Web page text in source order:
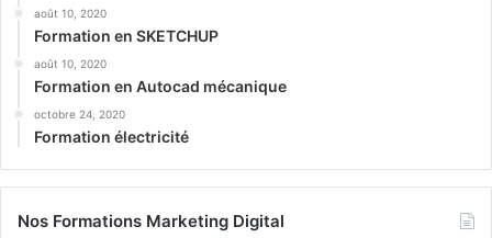
août 10, 2020
Formation en SKETCHUP
août 10, 2020
Formation en Autocad mécanique
octobre 24, 2020
Formation électricité
Nos Formations Marketing Digital